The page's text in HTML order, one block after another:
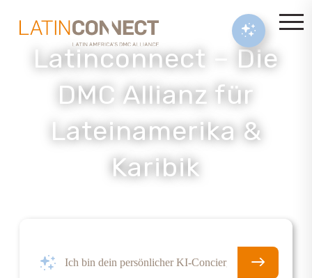
Latinconnect – Die
DMC Allianz für
Lateinamerika &
Karibik